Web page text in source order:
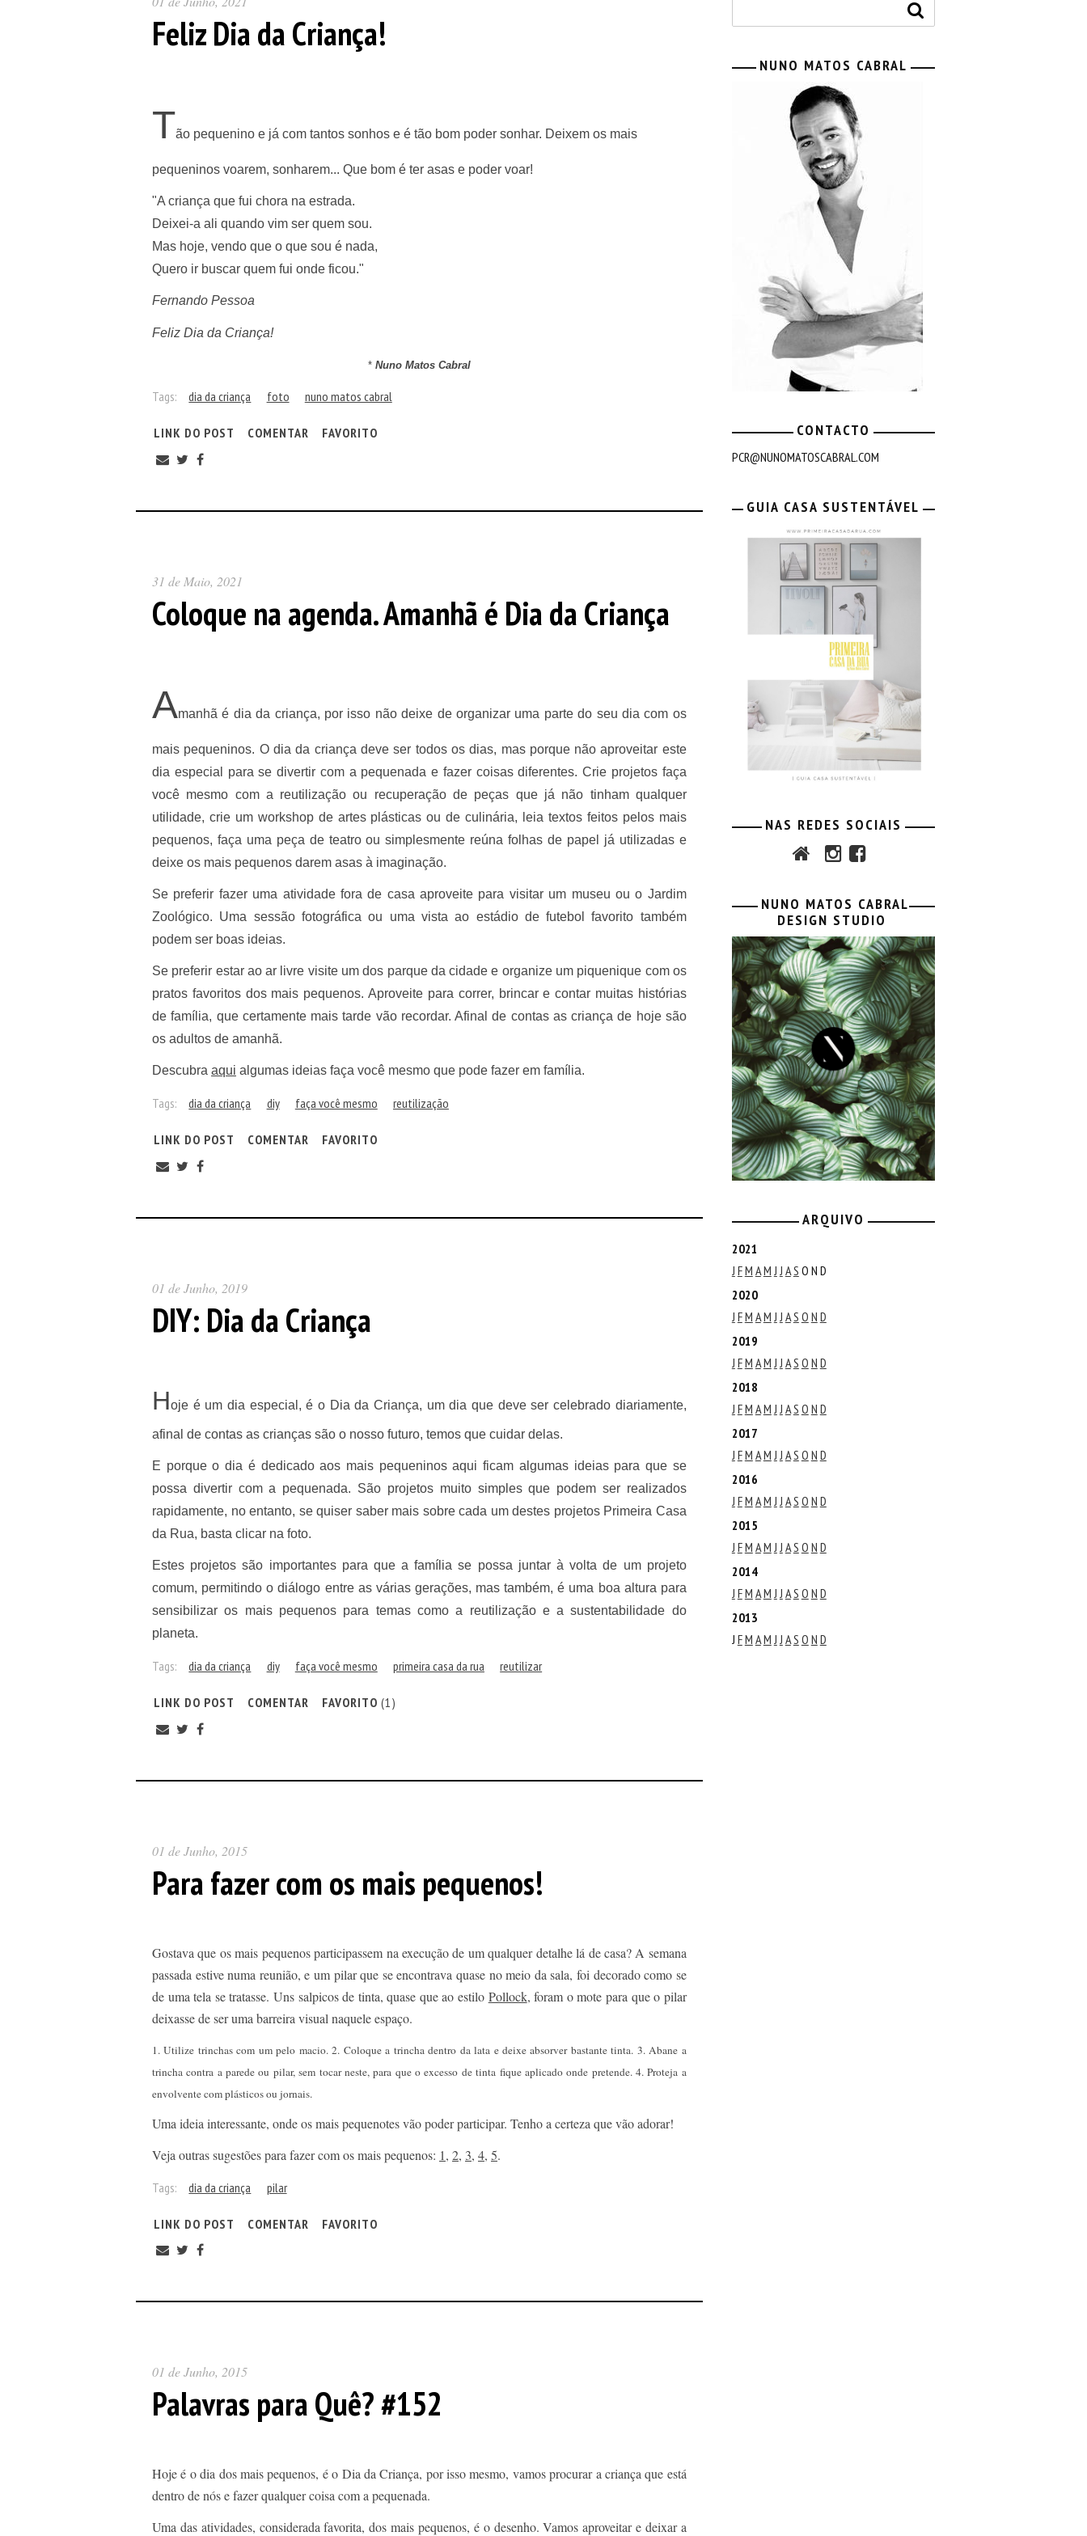
Feliz Dia da Criança!
Tão pequenino e já com tantos sonhos e é tão bom poder sonhar. Deixem os mais
pequeninos voarem, sonharem... Que bom é ter asas e poder voar!
"A criança que fui chora na estrada.
Deixei-a ali quando vim ser quem sou.
Mas hoje, vendo que o que sou é nada,
Quero ir buscar quem fui onde ficou."
Fernando Pessoa
Feliz Dia da Criança!
* Nuno Matos Cabral
Tags: dia da criança foto nuno matos cabral
LINK DO POST COMENTAR FAVORITO
31 de Maio, 2021
Coloque na agenda. Amanhã é Dia da Criança
Amanhã é dia da criança, por isso não deixe de organizar uma parte do seu dia com os
mais pequeninos. O dia da criança deve ser todos os dias, mas porque não aproveitar este
dia especial para se divertir com a pequenada e fazer coisas diferentes.Crie projetos faça
você mesmo com a reutilização ou recuperação de peças que já não tinham qualquer
utilidade, crie um workshop de artes plásticas ou de culinária, leia textos feitos pelos mais
pequenos, faça uma peça de teatro ou simplesmente reúna folhas de papel já utilizadas e
deixe os mais pequenos darem asas à imaginação.
Se preferir fazer uma atividade fora de casa aproveite para visitar um museu ou o Jardim
Zoológico. Uma sessão fotográfica ou uma vista ao estádio de futebol favorito também
podem ser boas ideias.
Se preferir estar ao ar livre visite um dos parque da cidade e organize um piquenique com os
pratos favoritos dos mais pequenos. Aproveite para correr, brincar e contar muitas histórias
de família, que certamente mais tarde vão recordar. Afinal de contas as criança de hoje são
os adultos de amanhã.
Descubra aqui algumas ideias faça você mesmo que pode fazer em família.
Tags: dia da criança diy faça você mesmo reutilização
LINK DO POST COMENTAR FAVORITO
01 de Junho, 2019
DIY: Dia da Criança
Hoje é um dia especial, é o Dia da Criança, um dia que deve ser celebrado diariamente,
afinal de contas as crianças são o nosso futuro, temos que cuidar delas.
E porque o dia é dedicado aos mais pequeninos aqui ficam algumas ideias para que se
possa divertir com a pequenada. São projetos muito simples que podem ser realizados
rapidamente, no entanto, se quiser saber mais sobre cada um destes projetos Primeira Casa
da Rua, basta clicar na foto.
Estes projetos são importantes para que a família se possa juntar à volta de um projeto
comum, permitindo o diálogo entre as várias gerações, mas também, é uma boa altura para
sensibilizar os mais pequenos para temas como a reutilização e a sustentabilidade do
planeta.
Tags: dia da criança diy faça você mesmo primeira casa da rua reutilizar
LINK DO POST COMENTAR FAVORITO (1)
01 de Junho, 2015
Para fazer com os mais pequenos!
Gostava que os mais pequenos participassem na execução de um qualquer detalhe lá de casa? A semana
passada estive numa reunião, e um pilar que se encontrava quase no meio da sala, foi decorado como se
de uma tela se tratasse. Uns salpicos de tinta, quase que ao estilo Pollock, foram o mote para que o pilar
deixasse de ser uma barreira visual naquele espaço.
1. Utilize trinchas com um pelo macio. 2. Coloque a trincha dentro da lata e deixe absorver bastante tinta. 3. Abane a
trincha contra a parede ou pilar, sem tocar neste, para que o excesso de tinta fique aplicado onde pretende. 4. Proteja a
envolvente com plásticos ou jornais.
Uma ideia interessante, onde os mais pequenotes vão poder participar. Tenho a certeza que vão adorar!
Veja outras sugestões para fazer com os mais pequenos: 1, 2, 3, 4, 5.
Tags: dia da criança pilar
LINK DO POST COMENTAR FAVORITO
01 de Junho, 2015
Palavras para Quê? #152
Hoje é o dia dos mais pequenos, é o Dia da Criança, por isso mesmo, vamos procurar a criança que está
dentro de nós e fazer qualquer coisa com a pequenada.
Uma das atividades, considerada favorita, dos mais pequenos, é o desenho. Vamos aproveitar e deixar a
NUNO MATOS CABRAL
CONTACTO
PCR@NUNOMATOSCABRAL.COM
GUIA CASA SUSTENTÁVEL
NAS REDES SOCIAIS
NUNO MATOS CABRAL
DESIGN STUDIO
ARQUIVO
2021
J FM AM J J AS O N D
2020
J FM AM J J AS O N D
2019
J FM AM J J AS O N D
2018
J FM AM J J AS O N D
2017
J FM AM J J AS O N D
2016
J FM AM J J AS O N D
2015
J FM AM J J AS O N D
2014
J FM AM J J AS O N D
2013
J FM AM J J AS O N D